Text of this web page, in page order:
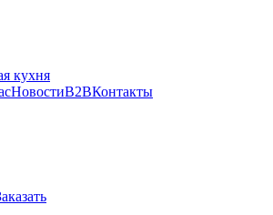
кухня
НовостиB2BКонтакты